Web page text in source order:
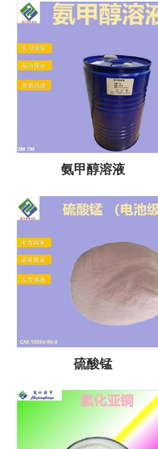
氨甲醇溶液
硫酸锰